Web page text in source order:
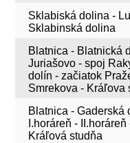
Sklabiská dolina -
Sklabinská dolina
Blatnica - Blatnická
Juriašovo - spoj
dolín - začiatok
Smrekova - Kráľova
Blatnica - Gaderská
I.horáreň -
Kráľová studňa